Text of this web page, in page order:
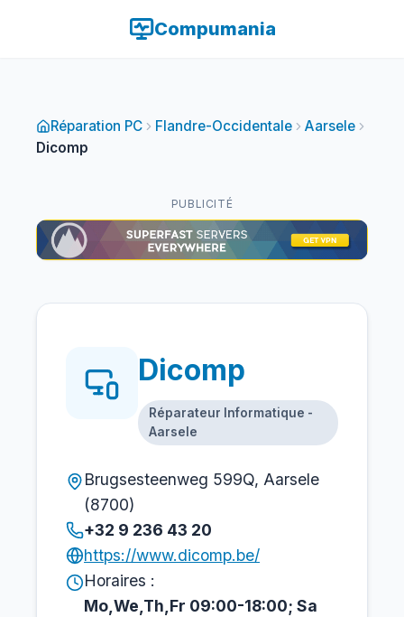
Compumania
Réparation PC Flandre-Occidentale
Aarsele
Dicomp
PUBLICITÉ
Dicomp
Réparateur Informatique -
Aarsele
Brugsesteenweg 599Q, Aarsele
(8700)
+32 9 236 43 20
https://www.dicomp.be/
Horaires :
Mo,We,Th,Fr 09:00-18:00; Sa